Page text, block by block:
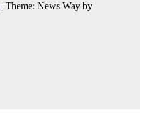
Theme: News Way by